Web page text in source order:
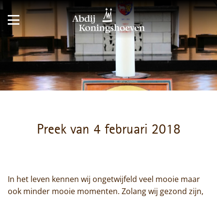
Preek van 4 februari 2018
In het leven kennen wij ongetwijfeld veel mooie maar
ook minder mooie momenten. Zolang wij gezond zijn,